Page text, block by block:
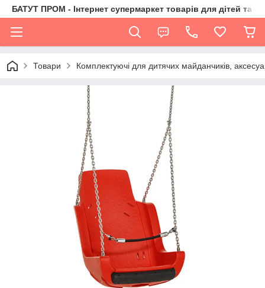
БАТУТ ПРОМ - Інтернет супермаркет товарів для дітей та їх
Товари Комплектуючі для дитячих майданчиків,